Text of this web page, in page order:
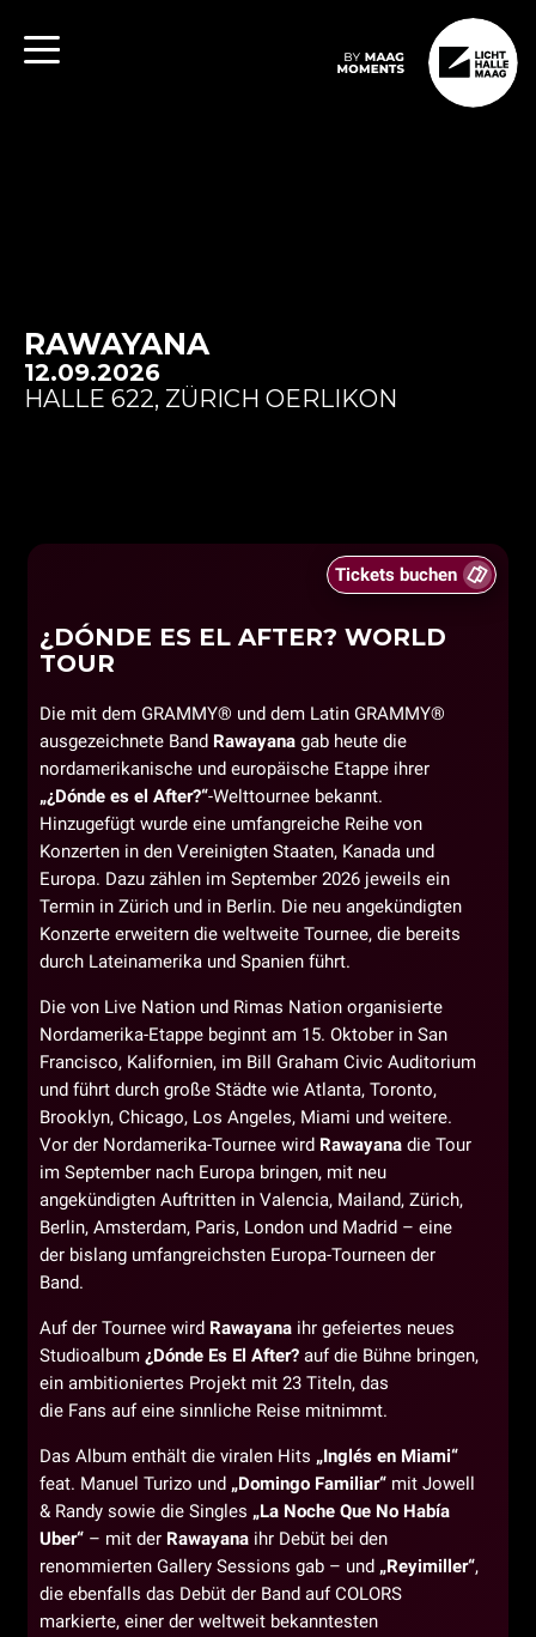
RAWAYANA
12.09.2026
HALLE 622, ZÜRICH OERLIKON
Tickets buchen
¿DÓNDE ES EL AFTER? WORLD
TOUR
Die mit dem GRAMMY® und dem Latin GRAMMY®
ausgezeichnete Band Rawayana gab heute die
nordamerikanische und europäische Etappe ihrer
„¿Dónde es el After?“-Welttournee bekannt.
Hinzugefügt wurde eine umfangreiche Reihe von
Konzerten in den Vereinigten Staaten, Kanada und
Europa. Dazu zählen im September 2026 jeweils ein
Termin in Zürich und in Berlin. Die neu angekündigten
Konzerte erweitern die weltweite Tournee, die bereits
durch Lateinamerika und Spanien führt.
Die von Live Nation und Rimas Nation organisierte
Nordamerika-Etappe beginnt am 15. Oktober in San
Francisco, Kalifornien, im Bill Graham Civic Auditorium
und führt durch große Städte wie Atlanta, Toronto,
Brooklyn, Chicago, Los Angeles, Miami und weitere.
Vor der Nordamerika-Tournee wird Rawayana die Tour
im September nach Europa bringen, mit neu
angekündigten Auftritten in Valencia, Mailand, Zürich,
Berlin, Amsterdam, Paris, London und Madrid – eine
der bislang umfangreichsten Europa-Tourneen der
Band.
Auf der Tournee wird Rawayana ihr gefeiertes neues
Studioalbum ¿Dónde Es El After? auf die Bühne bringen,
ein ambitioniertes Projekt mit 23 Titeln, das
die Fans auf eine sinnliche Reise mitnimmt.
Das Album enthält die viralen Hits „Inglés en Miami“
feat. Manuel Turizo und „Domingo Familiar“ mit Jowell
& Randy sowie die Singles „La Noche Que No Había
Uber“ – mit der Rawayana ihr Debüt bei den
renommierten Gallery Sessions gab – und „Reyimiller“,
die ebenfalls das Debüt der Band auf COLORS
markierte, einer der weltweit bekanntesten